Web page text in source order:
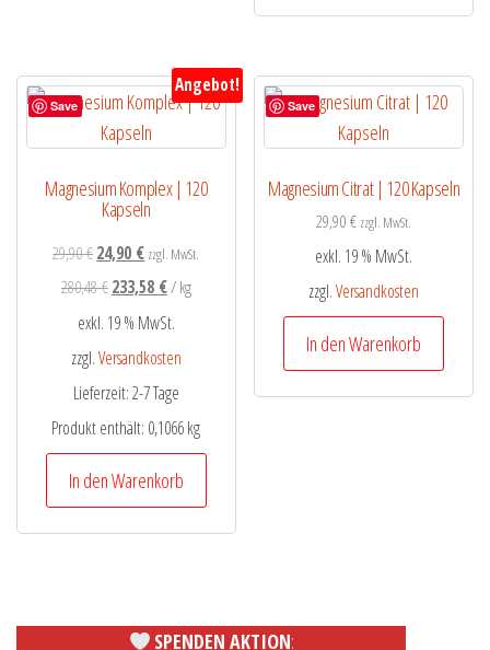
Save
Angebot!
Magnesium Komplex | 120
Kapseln
29,90€24,90 € zzgl. MwSt.
280,48€233,58 €/kg
exkl. 19 % MwSt.
zzgl.Versandkosten
Lieferzeit:2-7 Tage
Produkt enthält: 0,1066kg
In den Warenkorb
Save
Magnesium Citrat | 120 Kapseln
29,90€ zzgl. MwSt.
exkl. 19 % MwSt.
zzgl.Versandkosten
In den Warenkorb
SPENDEN AKTION: